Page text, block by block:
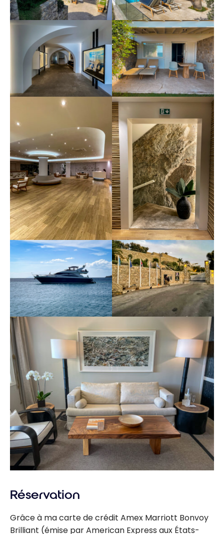
Réservation
Grâce à ma carte de crédit Amex Marriott Bonvoy
Brilliant (émise par American Express aux États-